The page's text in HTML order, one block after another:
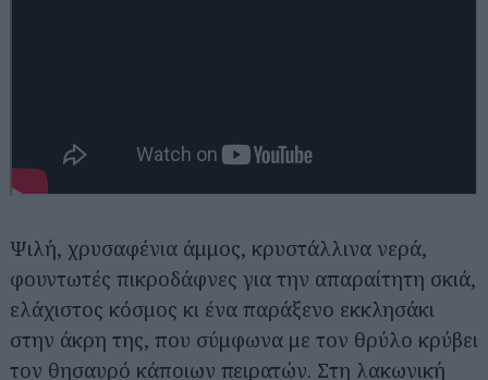
Ψιλή, χρυσαφένια άμμος, κρυστάλλινα νερά,
φουντωτές πικροδάφνες για την απαραίτητη σκιά,
ελάχιστος κόσμος κι ένα παράξενο εκκλησάκι
στην άκρη της, που σύμφωνα με τον θρύλο κρύβει
τον θησαυρό κάποιων πειρατών. Στη λακωνική